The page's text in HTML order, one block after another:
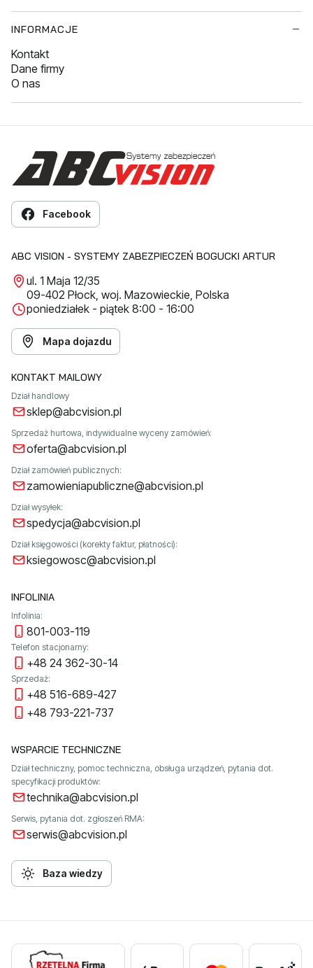
INFORMACJE
Kontakt
Dane firmy
O nas
Facebook
ABC VISION - SYSTEMY ZABEZPIECZEŃ BOGUCKI ARTUR
ul. 1 Maja 12/35
09-402 Płock, woj. Mazowieckie, Polska
poniedziałek - piątek 8:00 - 16:00
Mapa dojazdu
KONTAKT MAILOWY
Dział handlowy
sklep@abcvision.pl
Sprzedaż hurtowa, indywidualne wyceny zamówień:
oferta@abcvision.pl
Dział zamówień publicznych:
zamowieniapubliczne@abcvision.pl
Dział wysyłek:
spedycja@abcvision.pl
Dział księgowości (korekty faktur, płatności):
ksiegowosc@abcvision.pl
INFOLINIA
Infolinia:
801-003-119
Telefon stacjonarny:
+48 24 362-30-14
Sprzedaż:
+48 516-689-427
+48 793-221-737
WSPARCIE TECHNICZNE
Dział techniczny, pomoc techniczna, obsługa urządzeń, pytania dot.
specyfikacji produktów:
technika@abcvision.pl
Serwis, pytania dot. zgłoszeń RMA:
serwis@abcvision.pl
Baza wiedzy